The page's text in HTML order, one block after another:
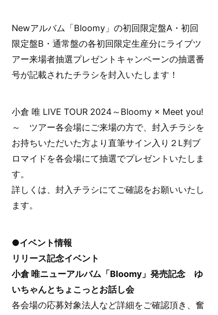
Newアルバム「Bloomy」の初回限定盤A・初回
限定盤B・通常盤の各初回限定生産分にライブツ
アー来場者抽選プレゼントキャンペーンの抽選番
号が記載されたチラシを封入いたします！
小倉 唯 LIVE TOUR 2024～Bloomy × Meet you!
～ ツアー各会場にご来場の方で、封入チラシを
お持ちいただいた方より直筆サイン入り２L判ブ
ロマイドを各会場にて抽選でプレゼントいたしま
す。
詳しくは、封入チラシにてご確認をお願いいたし
ます。
●イベント情報
リリース記念イベント
小倉 唯ニューアルバム「Bloomy」発売記念 ゆ
いちゃんとちょこっとお話し会
各会場の応募対象法人など詳細をご確認頂き、奮